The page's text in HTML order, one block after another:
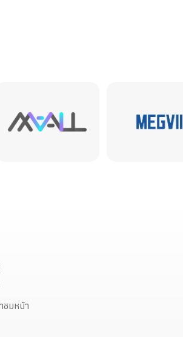
ชมหน้า
จัดการสิทธิ์รวมศูนย์